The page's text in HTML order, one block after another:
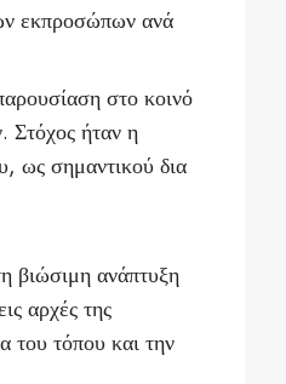
εκπροσώπων ανά
στο κοινό
Στόχος ήταν η
ως σημαντικού δια
βιώσιμη ανάπτυξη
αρχές της
του τόπου και την